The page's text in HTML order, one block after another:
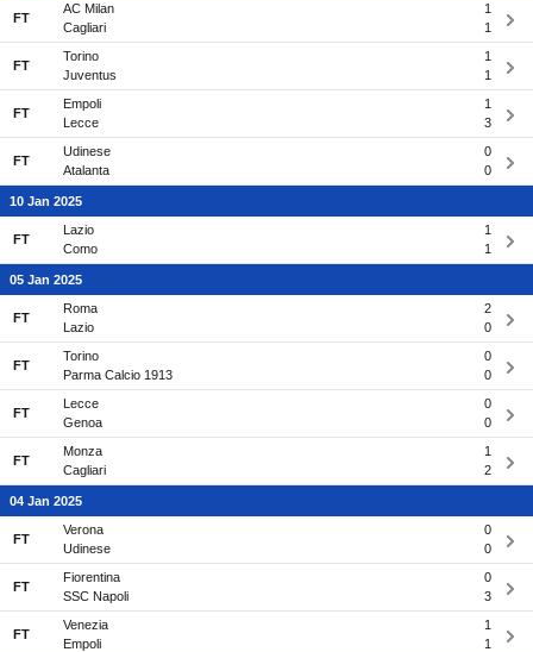
FT
AC Milan
1
Cagliari
1
FT
Torino
1
Juventus
1
FT
Empoli
1
Lecce
3
FT
Udinese
0
Atalanta
0
10 Jan 2025
FT
Lazio
1
Como
1
05 Jan 2025
FT
Roma
2
Lazio
0
FT
Torino
0
Parma Calcio 1913
0
FT
Lecce
0
Genoa
0
FT
Monza
1
Cagliari
2
04 Jan 2025
FT
Verona
0
Udinese
0
FT
Fiorentina
0
SSC Napoli
3
FT
Venezia
1
Empoli
1